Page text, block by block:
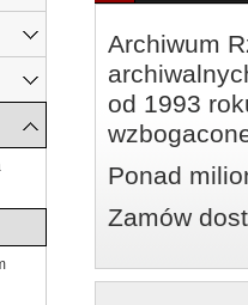
Archiwum
od 1993
Ponad
Zamów